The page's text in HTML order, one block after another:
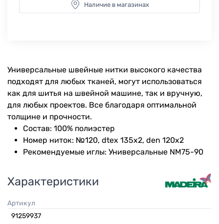
Наличие в магазинах
Универсальные швейные нитки высокого качества
подходят для любых тканей, могут использоваться
как для шитья на швейной машине, так и вручную,
для любых проектов. Все благодаря оптимальной
толщине и прочности.
Состав: 100% полиэстер
Номер ниток: №120, dtex 135x2, den 120x2
Рекомендуемые иглы: Универсальные NM75-90
Характеристики
Артикул
91259937